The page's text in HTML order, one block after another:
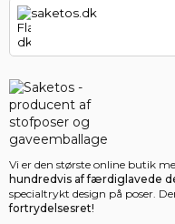
Vi er den største online butik
hundredvis af færdiglavede
specialtrykt design på poser.
fortrydelsesret!
saketos.dk